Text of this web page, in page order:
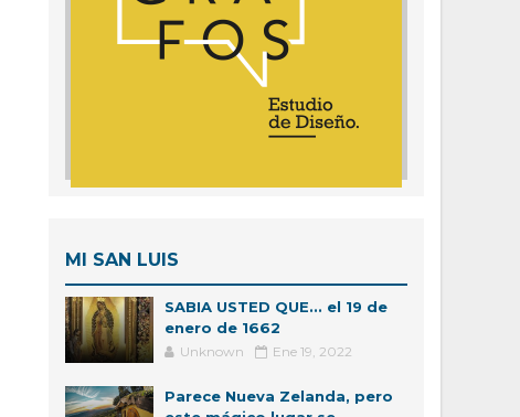
MI SAN LUIS
SABIA USTED QUE... el 19 de
enero de 1662
Unknown Ene 19, 2022
Parece Nueva Zelanda, pero